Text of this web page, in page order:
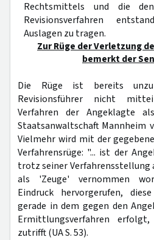
Rechtsmittels und die
Revisionsverfahren
Auslagen zu tragen.
Zur Rüge der Verletzung
bemerkt der
Die Rüge ist bereits
Revisionsführer nicht
Verfahren der Angeklagte
Staatsanwaltschaft Mannheim
Vielmehr wird mit der
Verfahrensrüge: "... ist der
trotz seiner Verfahrensstellung
als 'Zeuge' vernommen
Eindruck hervorgerufen,
gerade in dem gegen den
Ermittlungsverfahren
zutrifft (UA S. 53).